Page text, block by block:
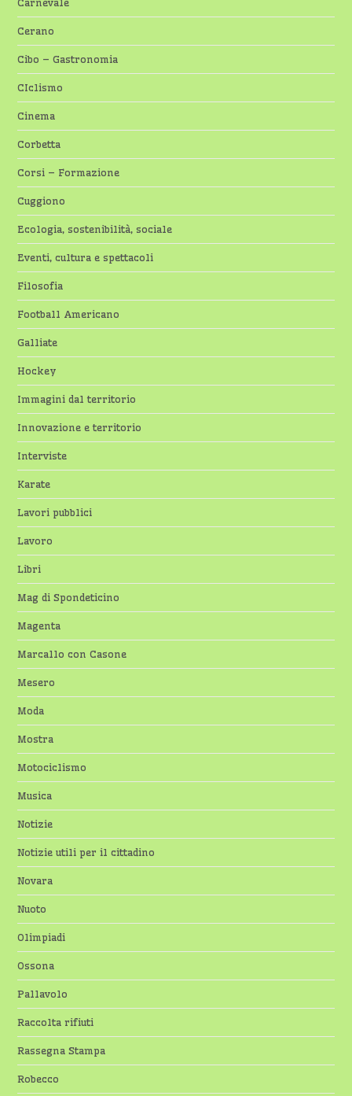
Cerano
Cibo – Gastronomia
CIclismo
Cinema
Corbetta
Corsi – Formazione
Cuggiono
Ecologia, sostenibilità, sociale
Eventi, cultura e spettacoli
Filosofia
Football Americano
Galliate
Hockey
Immagini dal territorio
Innovazione e territorio
Interviste
Karate
Lavori pubblici
Lavoro
Libri
Mag di Spondeticino
Magenta
Marcallo con Casone
Mesero
Moda
Mostra
Motociclismo
Musica
Notizie
Notizie utili per il cittadino
Novara
Nuoto
Olimpiadi
Ossona
Pallavolo
Raccolta rifiuti
Rassegna Stampa
Robecco